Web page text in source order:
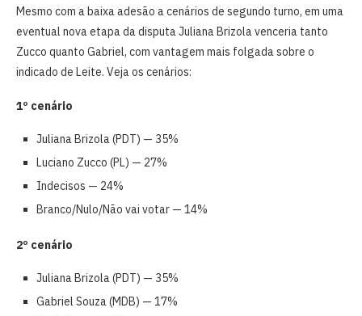
Mesmo com a baixa adesão a cenários de segundo turno, em uma
eventual nova etapa da disputa Juliana Brizola venceria tanto
Zucco quanto Gabriel, com vantagem mais folgada sobre o
indicado de Leite. Veja os cenários:
1º cenário
Juliana Brizola (PDT) — 35%
Luciano Zucco (PL) — 27%
Indecisos — 24%
Branco/Nulo/Não vai votar — 14%
2º cenário
Juliana Brizola (PDT) — 35%
Gabriel Souza (MDB) — 17%